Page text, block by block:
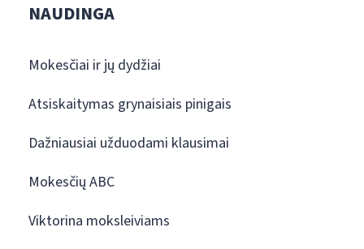
NAUDINGA
Mokesčiai ir jų dydžiai
Atsiskaitymas grynaisiais pinigais
Dažniausiai užduodami klausimai
Mokesčių ABC
Viktorina moksleiviams